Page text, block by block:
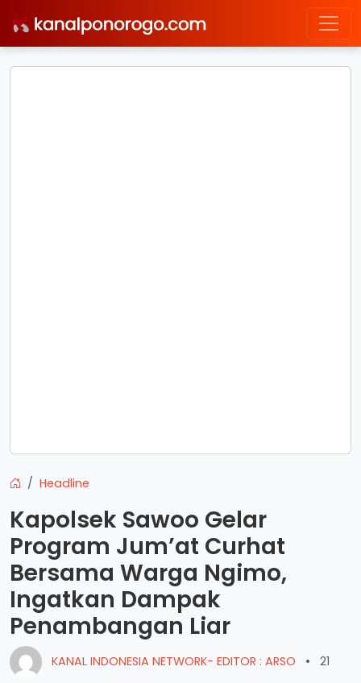
Headline
Kapolsek Sawoo Gelar
Program Jum’at Curhat
Bersama Warga Ngimo,
Ingatkan Dampak
Penambangan Liar
KANAL INDONESIA NETWORK- EDITOR : ARSO •
21